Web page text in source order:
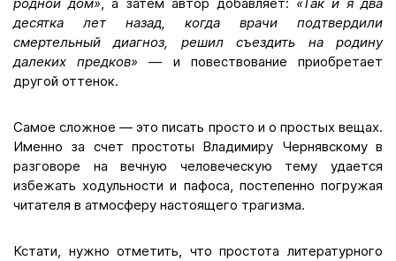
десятка лет назад, когда врачи подтвердили
смертельный диагноз, решил съездить на родину
далеких предков» — и повествование приобретает
другой оттенок.
Самое сложное — это писать просто и о простых вещах.
Именно за счет простоты Владимиру Чернявскому в
разговоре на вечную человеческую тему удается
избежать ходульности и пафоса, постепенно погружая
читателя в атмосферу настоящего трагизма.
Кстати, нужно отметить, что простота литературного